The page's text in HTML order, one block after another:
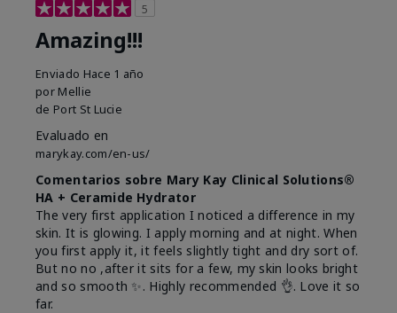
5
Amazing!!!
Enviado Hace 1 año
por Mellie
de Port St Lucie
Evaluado en
marykay.com/en-us/
Comentarios sobre Mary Kay Clinical Solutions®
HA + Ceramide Hydrator
The very first application I noticed a difference in my
skin. It is glowing. I apply morning and at night. When
you first apply it, it feels slightly tight and dry sort of.
But no no ,after it sits for a few, my skin looks bright
and so smooth ✨️. Highly recommended 👌. Love it so
far.